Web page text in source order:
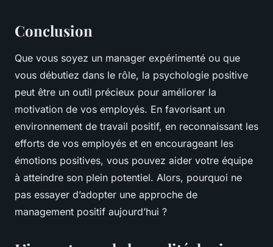
Conclusion
Que vous soyez un manager expérimenté ou que
vous débutiez dans le rôle, la psychologie positive
peut être un outil précieux pour améliorer la
motivation de vos employés. En favorisant un
environnement de travail positif, en reconnaissant les
efforts de vos employés et en encourageant les
émotions positives, vous pouvez aider votre équipe
à atteindre son plein potentiel. Alors, pourquoi ne
pas essayer d’adopter une approche de
management positif aujourd’hui ?